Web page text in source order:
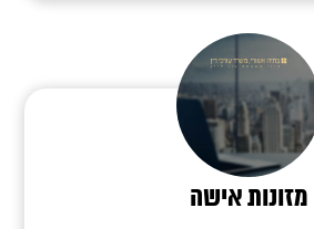
מזונות אישה